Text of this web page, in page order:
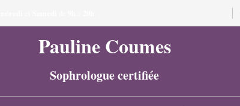
Pauline Coumes
Sophrologue certifiée